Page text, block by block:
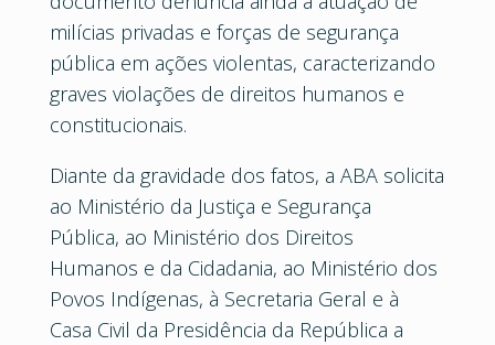
milícias privadas e forças de segurança
pública em ações violentas, caracterizando
graves violações de direitos humanos e
constitucionais.
Diante da gravidade dos fatos, a ABA solicita
ao Ministério da Justiça e Segurança
Pública, ao Ministério dos Direitos
Humanos e da Cidadania, ao Ministério dos
Povos Indígenas, à Secretaria Geral e à
Casa Civil da Presidência da República a